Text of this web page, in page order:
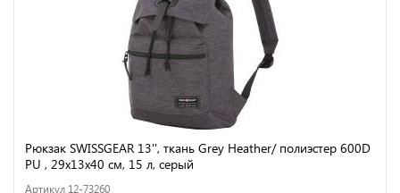
Рюкзак SWISSGEAR 13'', ткань Grey Heather/ полиэстер 600D
PU , 29х13х40 см, 15 л, серый
Артикул 12-73260